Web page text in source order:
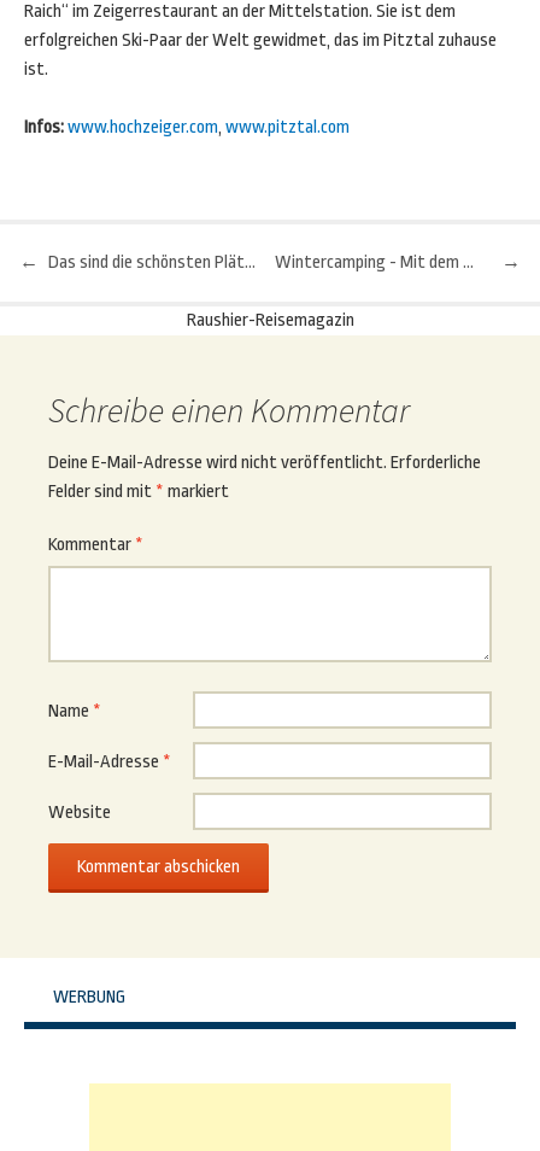
Raich“ im Zeigerrestaurant an der Mittelstation. Sie ist dem
erfolgreichen Ski-Paar der Welt gewidmet, das im Pitztal zuhause
ist.
Infos:www.hochzeiger.com, www.pitztal.com
Beitragsnavigation
← Das sind die schönsten Plätze auf Mallorca weitab vom Ballermann →
Wintercamping - Mit dem Wohnmobil im Winter unterwegs
Raushier-Reisemagazin
Schreibe einen Kommentar
Deine E-Mail-Adresse wird nicht veröffentlicht. Erforderliche
Felder sind mit * markiert
Kommentar *
Name *
E-Mail-Adresse *
Website
WERBUNG